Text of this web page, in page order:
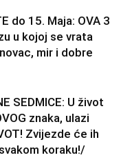
do 15. Maja: OVA 3
u kojoj se vrata
mir i dobre
SEDMICE: U život
znaka, ulazi
Zvijezde će ih
koraku!/